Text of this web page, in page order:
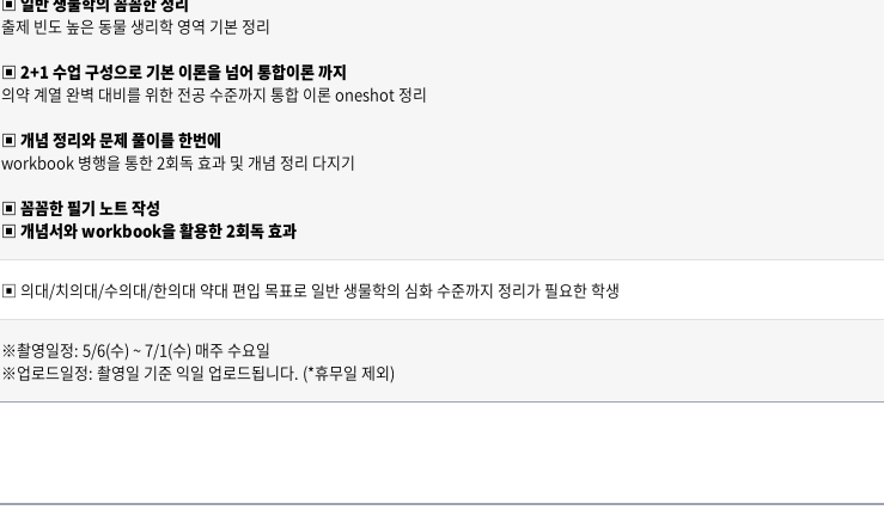
출제 빈도 높은 동물 생리학 영역 기본 정리
▣ 2+1 수업 구성으로 기본 이론을 넘어 통합이론 까지
의약 계열 완벽 대비를 위한 전공 수준까지 통합 이론 oneshot 정리
▣ 개념 정리와 문제 풀이를 한번에
workbook 병행을 통한 2회독 효과 및 개념 정리 다지기
▣ 꼼꼼한 필기 노트 작성
▣ 개념서와 workbook을 활용한 2회독 효과
▣ 의대/치의대/수의대/한의대 약대 편입 목표로 일반 생물학의 심화 수준까지 정리가 필요한 학생
※촬영일정: 5/6(수) ~ 7/1(수) 매주 수요일
※업로드일정: 촬영일 기준 익일 업로드됩니다. (*휴무일 제외)